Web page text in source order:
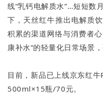
线“乳钙电解质水”…短短数
下，天丝红牛推出电解质
积累的渠道网络与消费者
康补水”的轻量化日常场景
目前，新品已上线京东红
500ml×15瓶/70元。